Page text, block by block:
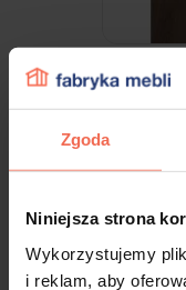
Zgoda
Niniejsza strona
Wykorzystujemy
i reklam, aby
Egger -